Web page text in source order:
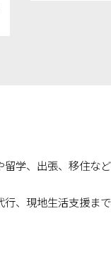
学、出張、移住な
、現地生活支援ま